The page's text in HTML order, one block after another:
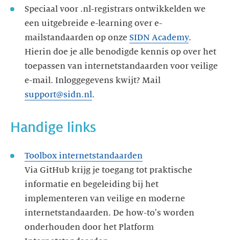
Speciaal voor .nl-registrars ontwikkelden we
een uitgebreide e-learning over e-
mailstandaarden op onze SIDN Academy.
Hierin doe je alle benodigde kennis op over het
toepassen van internetstandaarden voor veilige
e-mail. Inloggegevens kwijt? Mail
support@sidn.nl.
Handige links
Toolbox internetstandaarden
Via GitHub krijg je toegang tot praktische
informatie en begeleiding bij het
implementeren van veilige en moderne
internetstandaarden. De how-to's worden
onderhouden door het Platform